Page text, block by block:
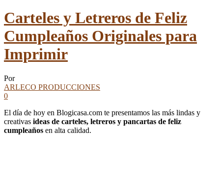
Carteles y Letreros de Feliz
Cumpleaños Originales para
Imprimir
Por
ARLECO PRODUCCIONES
0
El día de hoy en Blogicasa.com te presentamos las más lindas y
creativas ideas de carteles, letreros y pancartas de feliz
cumpleaños en alta calidad.